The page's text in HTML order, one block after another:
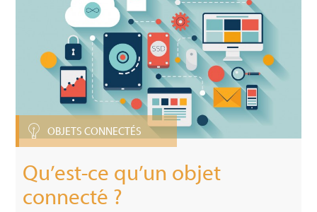
OBJETS CONNECTÉS
Qu’est-ce qu’un objet
connecté ?